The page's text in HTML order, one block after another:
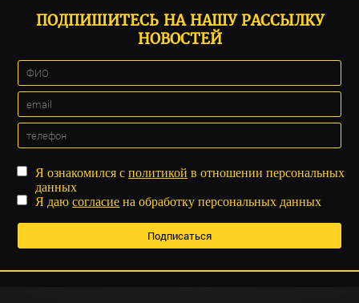
ПОДПИШИТЕСЬ НА НАШУ РАССЫЛКУ
НОВОСТЕЙ
Я ознакомился сполитикой в отношении персональных
данных
Я даюсогласие на обработку персональных данных